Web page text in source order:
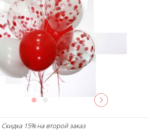
Скидка 15% на второй заказ